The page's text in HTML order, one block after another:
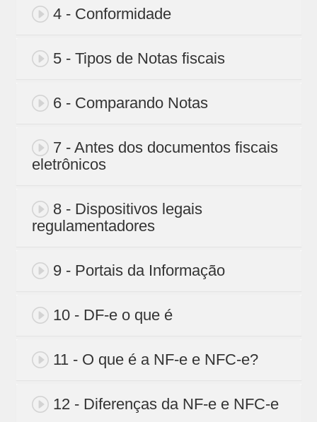
4 - Conformidade
5 - Tipos de Notas fiscais
6 - Comparando Notas
7 - Antes dos documentos fiscais
eletrônicos
8 - Dispositivos legais
regulamentadores
9 - Portais da Informação
10 - DF-e o que é
11 - O que é a NF-e e NFC-e?
12 - Diferenças da NF-e e NFC-e